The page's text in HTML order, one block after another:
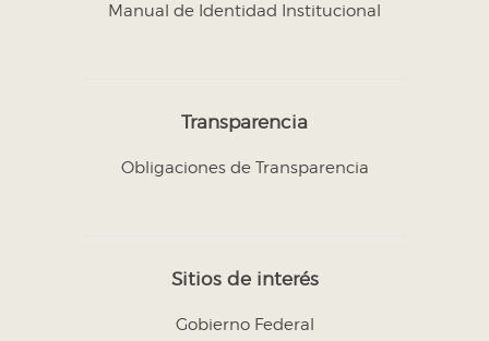
Manual de Identidad Institucional
Transparencia
Obligaciones de Transparencia
Sitios de interés
Gobierno Federal